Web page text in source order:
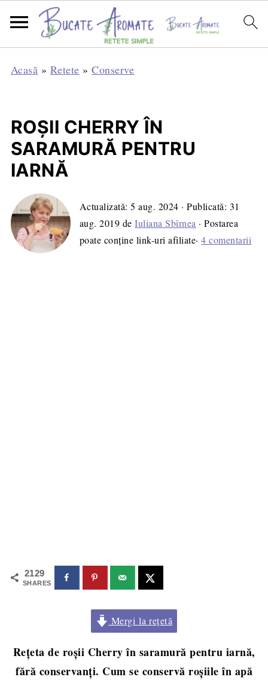
Acasă » Retete »Conserve
ROȘII CHERRY ÎN
SARAMURĂ PENTRU
IARNĂ
Actualizată:5 aug. 2024 · Publicată: 31
aug. 2019 deIuliana Sbîrnea · Postarea
poate conține link-uri afiliate·4 comentarii
2129
SHARES
Mergi la rețetă
Rețeta de roșii Cherry în saramură pentru iarnă,
fără conservanți. Cum se conservă roșiile în apă